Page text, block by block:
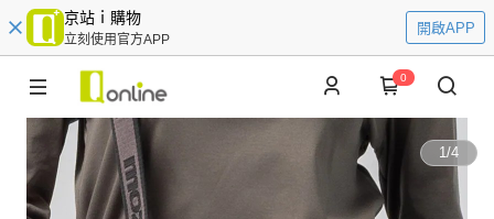
京站ｉ購物
立刻使用官方APP
開啟APP
0
1/4